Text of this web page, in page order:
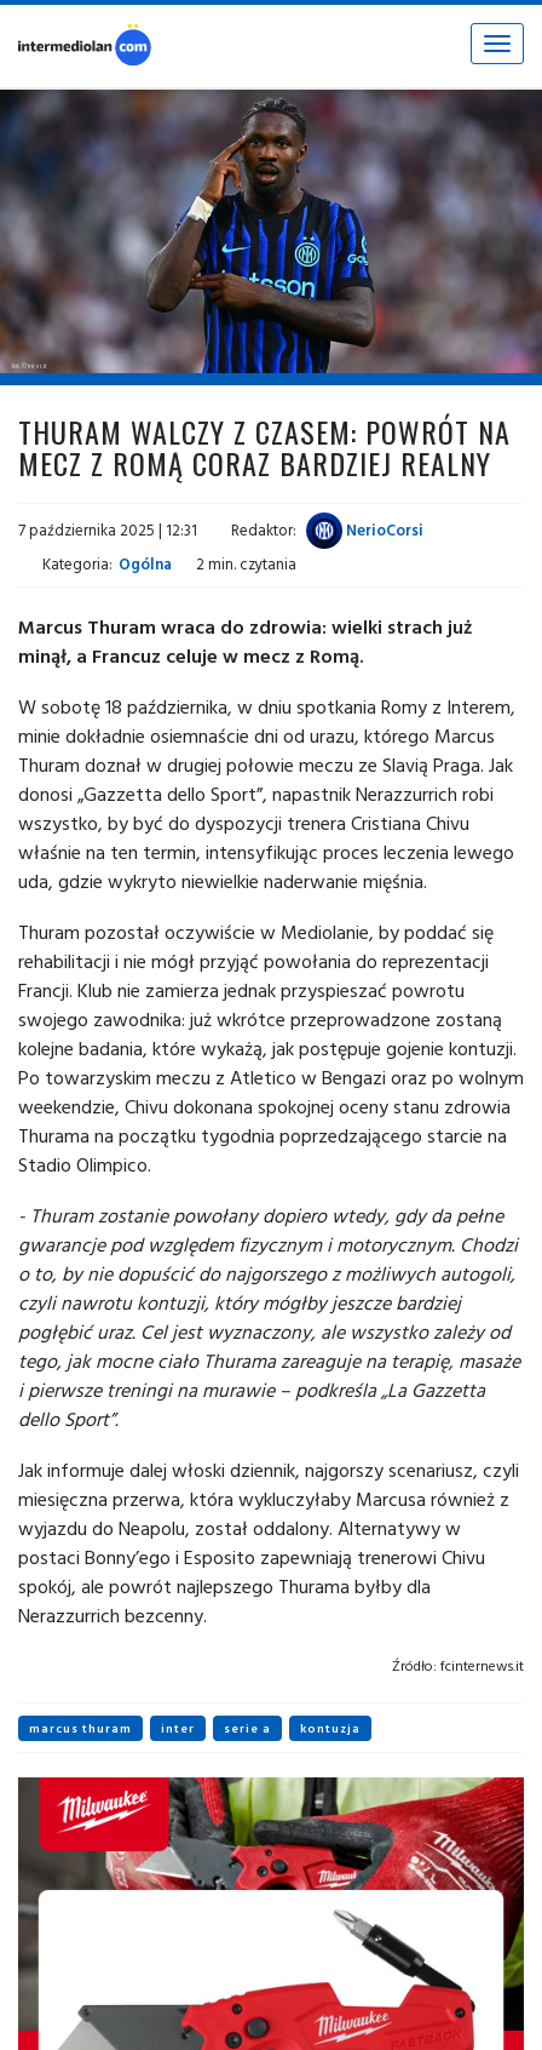
Toggle
fot. © inter.it
THURAM WALCZY Z CZASEM: POWRÓT NA
MECZ Z ROMĄ CORAZ BARDZIEJ REALNY
7 października 2025 | 12:31 Redaktor:
NerioCorsi
Kategoria: Ogólna 2 min. czytania
Marcus Thuram wraca do zdrowia: wielki strach już
minął, a Francuz celuje w mecz z Romą.
W sobotę 18 października, w dniu spotkania Romy z Interem,
minie dokładnie osiemnaście dni od urazu, którego Marcus
Thuram doznał w drugiej połowie meczu ze Slavią Praga. Jak
donosi „Gazzetta dello Sport”, napastnik Nerazzurrich robi
wszystko, by być do dyspozycji trenera Cristiana Chivu
właśnie na ten termin, intensyfikując proces leczenia lewego
uda, gdzie wykryto niewielkie naderwanie mięśnia.
Thuram pozostał oczywiście w Mediolanie, by poddać się
rehabilitacji i nie mógł przyjąć powołania do reprezentacji
Francji. Klub nie zamierza jednak przyspieszać powrotu
swojego zawodnika: już wkrótce przeprowadzone zostaną
kolejne badania, które wykażą, jak postępuje gojenie kontuzji.
Po towarzyskim meczu z Atletico w Bengazi oraz po wolnym
weekendzie, Chivu dokonana spokojnej oceny stanu zdrowia
Thurama na początku tygodnia poprzedzającego starcie na
Stadio Olimpico.
- Thuram zostanie powołany dopiero wtedy, gdy da pełne
gwarancje pod względem fizycznym i motorycznym. Chodzi
o to, by nie dopuścić do najgorszego z możliwych autogoli,
czyli nawrotu kontuzji, który mógłby jeszcze bardziej
pogłębić uraz. Cel jest wyznaczony, ale wszystko zależy od
tego, jak mocne ciało Thurama zareaguje na terapię, masaże
i pierwsze treningi na murawie – podkreśla „La Gazzetta
dello Sport”.
Jak informuje dalej włoski dziennik, najgorszy scenariusz, czyli
miesięczna przerwa, która wykluczyłaby Marcusa również z
wyjazdu do Neapolu, został oddalony. Alternatywy w
postaci Bonny’ego i Esposito zapewniają trenerowi Chivu
spokój, ale powrót najlepszego Thurama byłby dla
Nerazzurrich bezcenny.
Źródło: fcinternews.it
marcus thuram inter serie a kontuzja